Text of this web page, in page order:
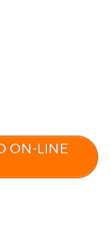
ON-LINE